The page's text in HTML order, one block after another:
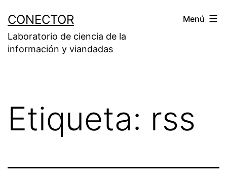
contenido
CONECTOR
Laboratorio de ciencia de la
información y viandadas
Menú
Etiqueta: rss